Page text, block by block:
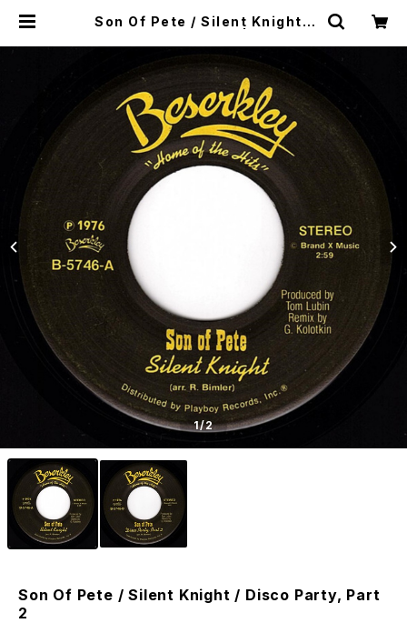
Son Of Pete / Silent Knight /
records
1/2
Son Of Pete / Silent Knight / Disco Party, Part
2